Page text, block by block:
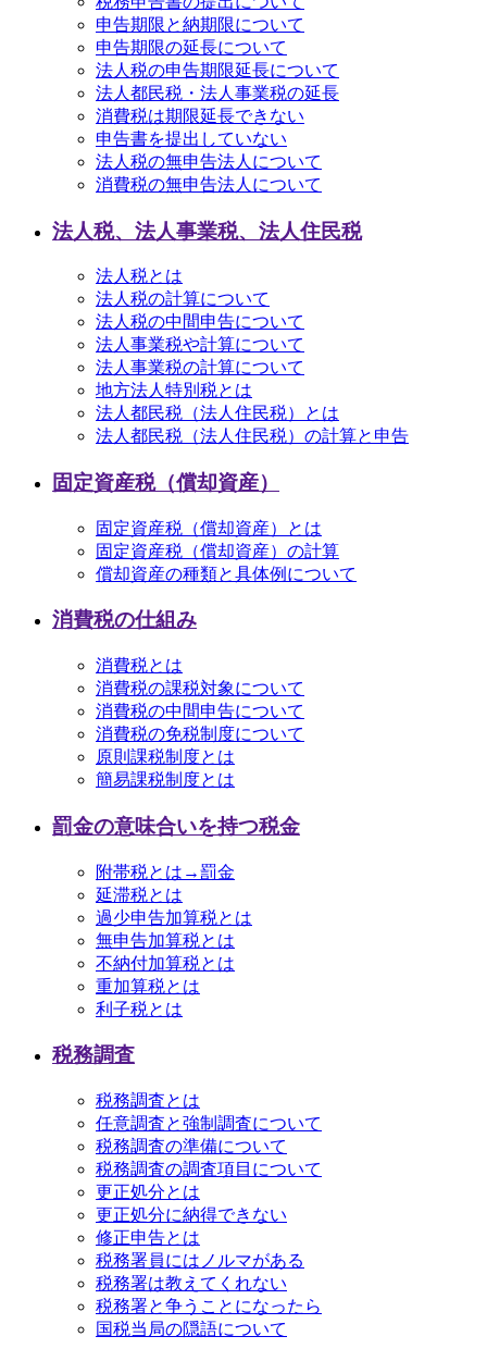
申告期限と納期限について
申告期限の延長について
法人税の申告期限延長について
法人都民税・法人事業税の延長
消費税は期限延長できない
申告書を提出していない
法人税の無申告法人について
消費税の無申告法人について
法人税、法人事業税、法人住民税
法人税とは
法人税の計算について
法人税の中間申告について
法人事業税や計算について
法人事業税の計算について
地方法人特別税とは
法人都民税（法人住民税）とは
法人都民税（法人住民税）の計算と申告
固定資産税（償却資産）
固定資産税（償却資産）とは
固定資産税（償却資産）の計算
償却資産の種類と具体例について
消費税の仕組み
消費税とは
消費税の課税対象について
消費税の中間申告について
消費税の免税制度について
原則課税制度とは
簡易課税制度とは
罰金の意味合いを持つ税金
附帯税とは→罰金
延滞税とは
過少申告加算税とは
無申告加算税とは
不納付加算税とは
重加算税とは
利子税とは
税務調査
税務調査とは
任意調査と強制調査について
税務調査の準備について
税務調査の調査項目について
更正処分とは
更正処分に納得できない
修正申告とは
税務署員にはノルマがある
税務署は教えてくれない
税務署と争うことになったら
国税当局の隠語について